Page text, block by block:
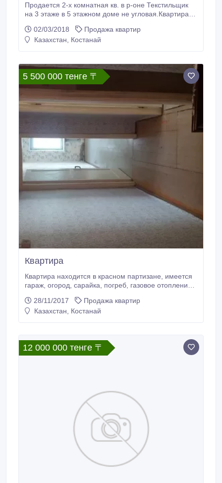
Продается 2-х комнатная кв. в р-оне Текстильщик
на 3 этаже в 5 этажном доме не угловая.Квартира
шаговой доступности школа, дет.сад, торговый
центр Солнечный и др.магазины,
02/03/2018
Продажа квартир
Казахстан, Костанай
5 500 000 тенге 〒
Квартира
Квартира находится в красном партизане, имеется
гараж, огород, сарайка, погреб, газовое отопление,
28/11/2017
Продажа квартир
Казахстан, Костанай
12 000 000 тенге 〒